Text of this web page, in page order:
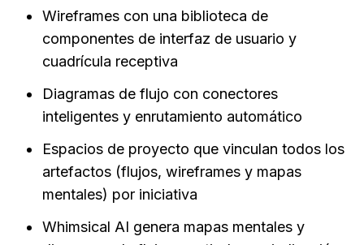
Wireframes con una biblioteca de
componentes de interfaz de usuario y
cuadrícula receptiva
Diagramas de flujo con conectores
inteligentes y enrutamiento automático
Espacios de proyecto que vinculan todos los
artefactos (flujos, wireframes y mapas
mentales) por iniciativa
Whimsical AI genera mapas mentales y